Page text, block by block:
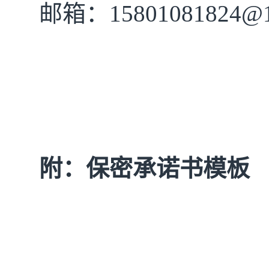
邮箱：
附：保密承诺书模板